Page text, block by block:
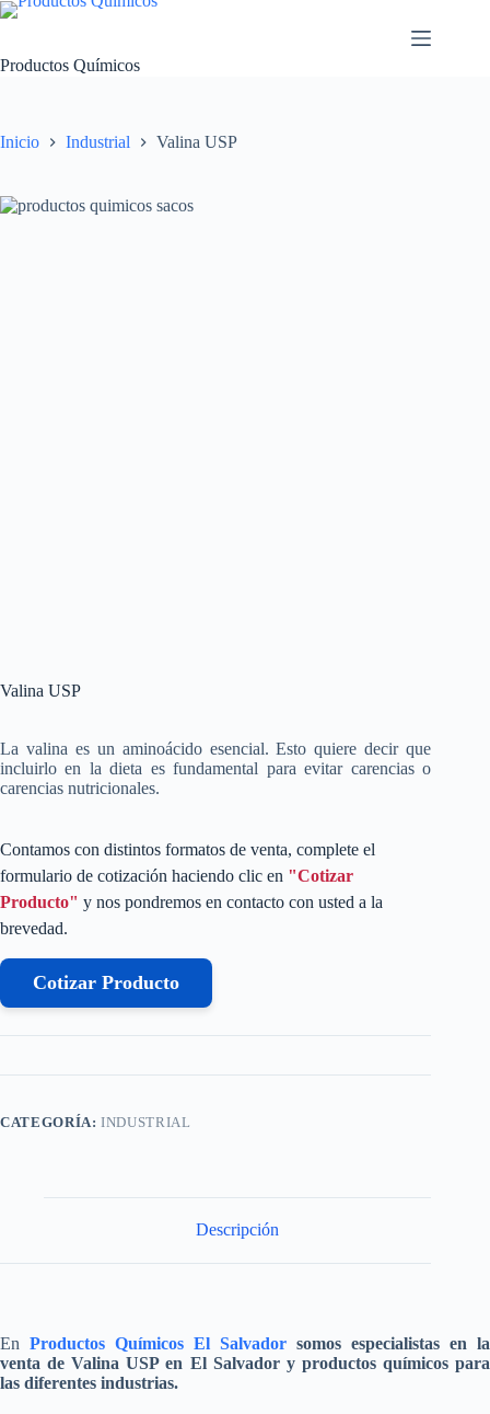
Saltar
Productos Químicos
Inicio Industrial Valina USP
Valina USP
La valina es un aminoácido esencial. Esto quiere decir que
incluirlo en la dieta es fundamental para evitar carencias o
carencias nutricionales.
Contamos con distintos formatos de venta, complete el
formulario de cotización haciendo clic en "Cotizar
Producto" y nos pondremos en contacto con usted a la
brevedad.
Cotizar Producto
CATEGORÍA:INDUSTRIAL
Descripción
En Productos Químicos El Salvador somos especialistas en la
venta deValina USPen El Salvador y productos químicos para
las diferentes industrias.